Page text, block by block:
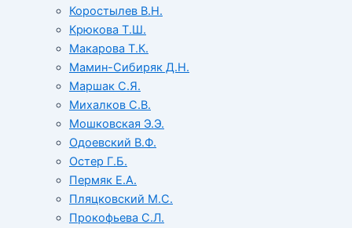
Коростылев В.Н.
Крюкова Т.Ш.
Макарова Т.К.
Мамин-Сибиряк Д.Н.
Маршак С.Я.
Михалков С.В.
Мошковская Э.Э.
Одоевский В.Ф.
Остер Г.Б.
Пермяк Е.А.
Пляцковский М.С.
Прокофьева С.Л.